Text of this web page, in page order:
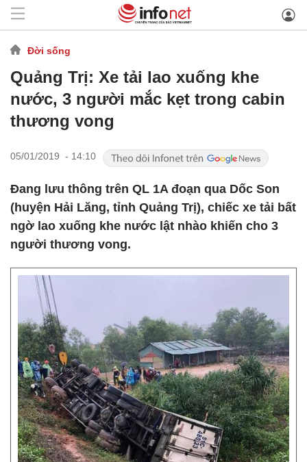
Đời sống
Quảng Trị: Xe tải lao xuống khe
nước, 3 người mắc kẹt trong cabin
thương vong
05/01/2019 - 14:10
Đang lưu thông trên QL 1A đoạn qua Dốc Son
(huyện Hải Lăng, tỉnh Quảng Trị), chiếc xe tải bất
ngờ lao xuống khe nước lật nhào khiến cho 3
người thương vong.